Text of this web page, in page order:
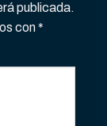
publicada.
con*